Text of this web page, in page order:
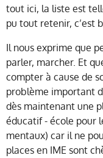
tout ici, la liste est
pu tout retenir, c’est
Il nous exprime que
parler, marcher. Et
compter à cause de
problème important
dès maintenant une
éducatif - école pour
mentaux) car il ne
places en IME sont